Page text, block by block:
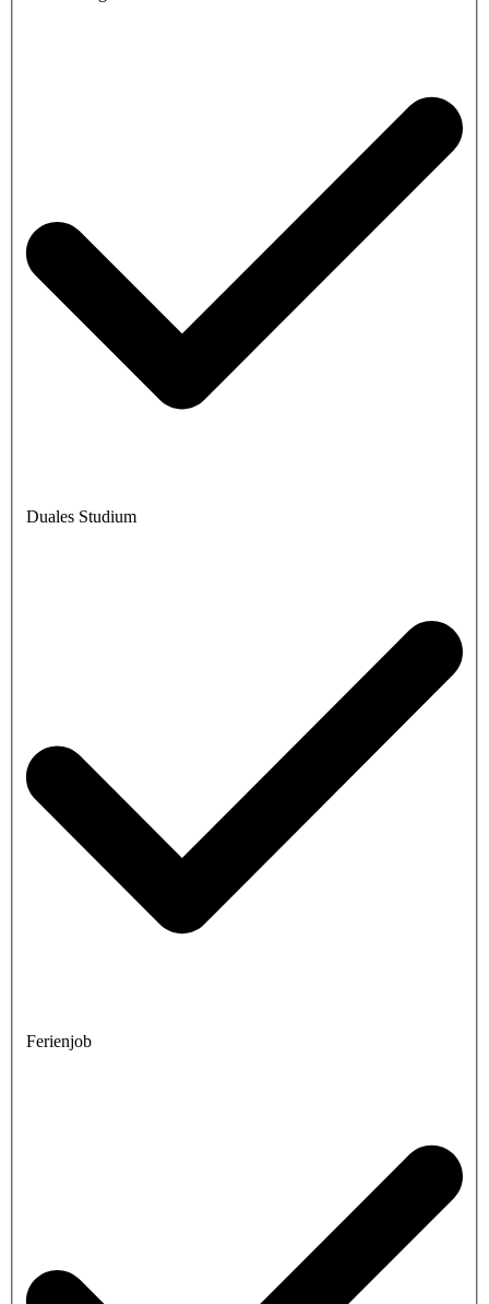
Duales Studium
Ferienjob